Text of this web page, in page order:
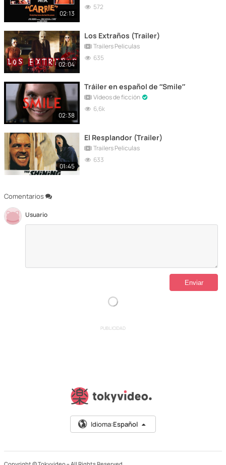
Comentarios
Usuario
02:13
572
02:04
Los Extraños (Trailer)
Trailers Peliculas
635
02:38
Tráiler en español de “Smile”
Vídeos de ficción
6,6k
01:45
El Resplandor (Trailer)
Trailers Peliculas
633
PUBLICIDAD
Idioma:Español